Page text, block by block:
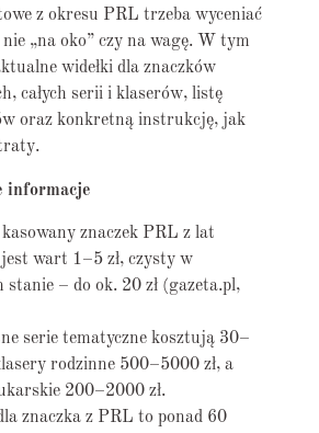
z okresu PRL trzeba wyceniać
„na oko” czy na wagę. W tym
widełki dla znaczków
całych serii i klaserów, listę
oraz konkretną instrukcję, jak
informacje
znaczek PRL z lat
wart 1–5 zł, czysty w
stanie – do ok. 20 zł (gazeta.pl,
serie tematyczne kosztują 30–
rodzinne 500–5000 zł, a
200–2000 zł.
znaczka z PRL to ponad 60